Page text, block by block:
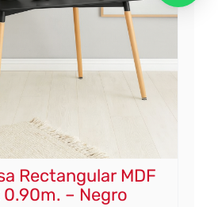
Rectangular MDF
0.90m. – Negro